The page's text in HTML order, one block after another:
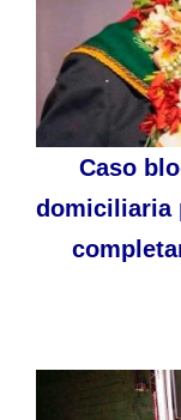
Caso
domiciliaria